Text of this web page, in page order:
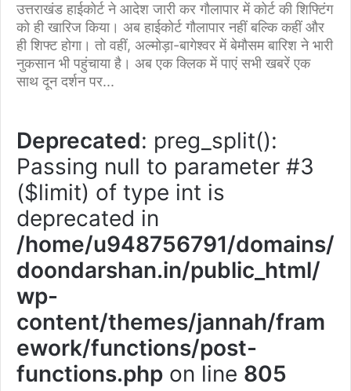
उत्तराखंड हाईकोर्ट ने आदेश जारी कर गौलापार में कोर्ट की शिफ्टिंग
को ही खारिज किया। अब हाईकोर्ट गौलापार नहीं बल्कि कहीं और
ही शिफ्ट होगा। तो वहीं, अल्मोड़ा-बागेश्वर में बेमौसम बारिश ने भारी
नुकसान भी पहुंचाया है। अब एक क्लिक में पाएं सभी खबरें एक
साथ दून दर्शन पर...
Deprecated: preg_split():
Passing null to parameter #3
($limit) of type int is
deprecated in
/home/u948756791/domains/
doondarshan.in/public_html/
wp-
content/themes/jannah/fram
ework/functions/post-
functions.php on line 805